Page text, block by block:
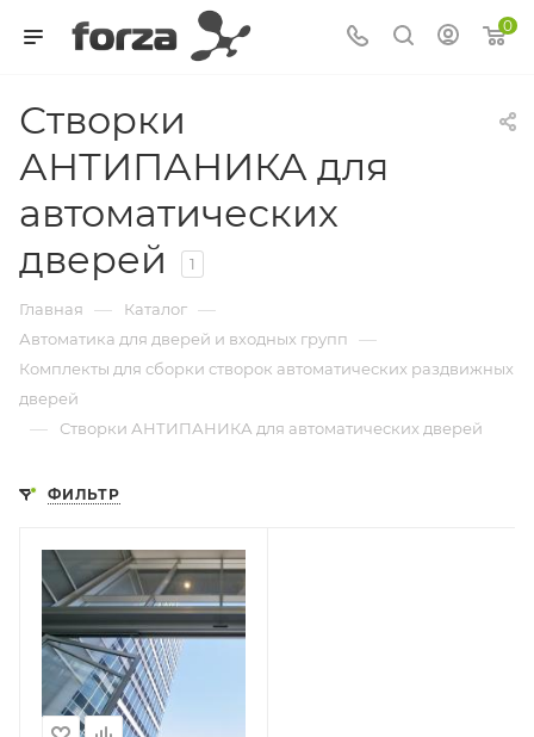
0
Створки
АНТИПАНИКА для
автоматических
дверей
1
Главная — Каталог —
Автоматика для дверей и входных групп —
Комплекты для сборки створок автоматических раздвижных
дверей
— Створки АНТИПАНИКА для автоматических дверей
ФИЛЬТР